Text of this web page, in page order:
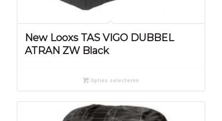
New Looxs TAS VIGO DUBBEL
ATRAN ZW Black
Opties selecteren